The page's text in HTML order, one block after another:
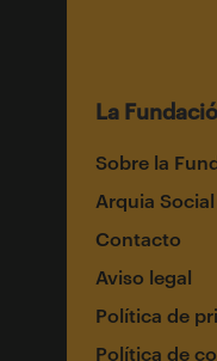
La
Sobre la
Arquia Social
Contacto
Aviso legal
Política de
Política de